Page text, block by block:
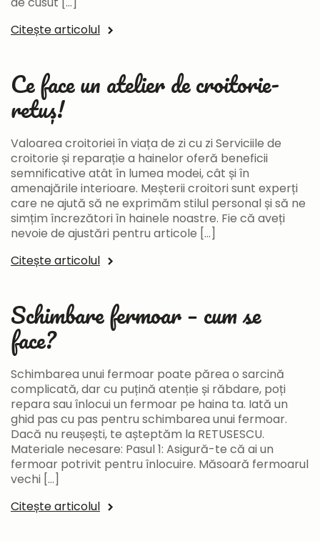
Citește articolul
Ce face un atelier de croitorie-
retuș!
Valoarea croitoriei în viața de zi cu zi Serviciile de
croitorie și reparație a hainelor oferă beneficii
semnificative atât în lumea modei, cât și în
amenajările interioare. Meșterii croitori sunt experți
care ne ajută să ne exprimăm stilul personal și să ne
simțim încrezători în hainele noastre. Fie că aveți
nevoie de ajustări pentru articole […]
Citește articolul
Schimbare fermoar – cum se
face?
Schimbarea unui fermoar poate părea o sarcină
complicată, dar cu puțină atenție și răbdare, poți
repara sau înlocui un fermoar pe haina ta. Iată un
ghid pas cu pas pentru schimbarea unui fermoar.
Dacă nu reușești, te așteptăm la RETUSESCU.
Materiale necesare: Pasul 1: Asigură-te că ai un
fermoar potrivit pentru înlocuire. Măsoară fermoarul
vechi […]
Citește articolul